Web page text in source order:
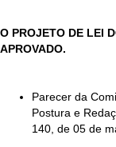
O PROJETO DE LEI
APROVADO.
Parecer da
Postura e
140, de 05 de